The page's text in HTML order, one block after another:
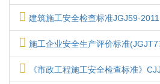
建筑施工安全检查标准JGJ59-2011
施工企业安全生产评价标准
《市政工程施工安全检查标准》